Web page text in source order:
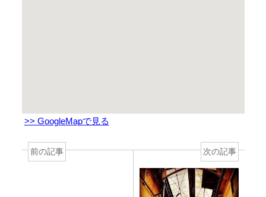
>> GoogleMapで見る
前の記事 次の記事